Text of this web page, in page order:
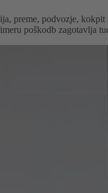
preme, podvozje,
poškodb zagotavlja